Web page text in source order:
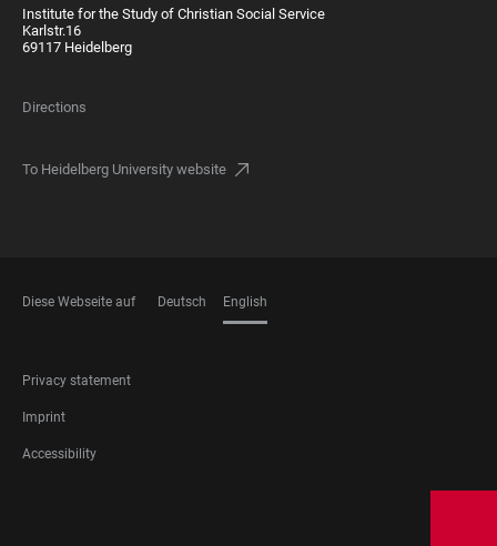
Institute for the Study of Christian Social Service
Karlstr.16
69117 Heidelberg
Directions
To Heidelberg University website
Diese Webseite auf Deutsch English
FOOTER
LEGAL
Privacy statement
Imprint
Accessibility